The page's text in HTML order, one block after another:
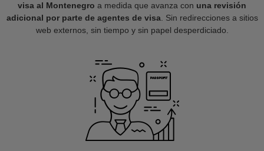
visa al Montenegro a medida que avanza con una revisión
adicional por parte de agentes de visa. Sin redirecciones a sitios
web externos, sin tiempo y sin papel desperdiciado.